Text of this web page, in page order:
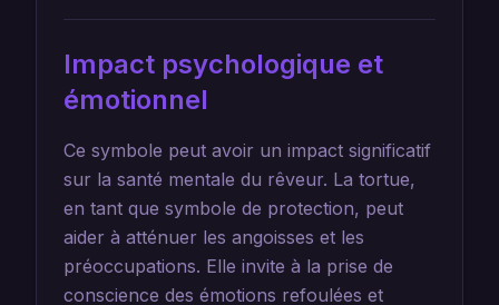
Impact psychologique et
émotionnel
Ce symbole peut avoir un impact significatif
sur la santé mentale du rêveur. La tortue,
en tant que symbole de protection, peut
aider à atténuer les angoisses et les
préoccupations. Elle invite à la prise de
conscience des émotions refoulées et